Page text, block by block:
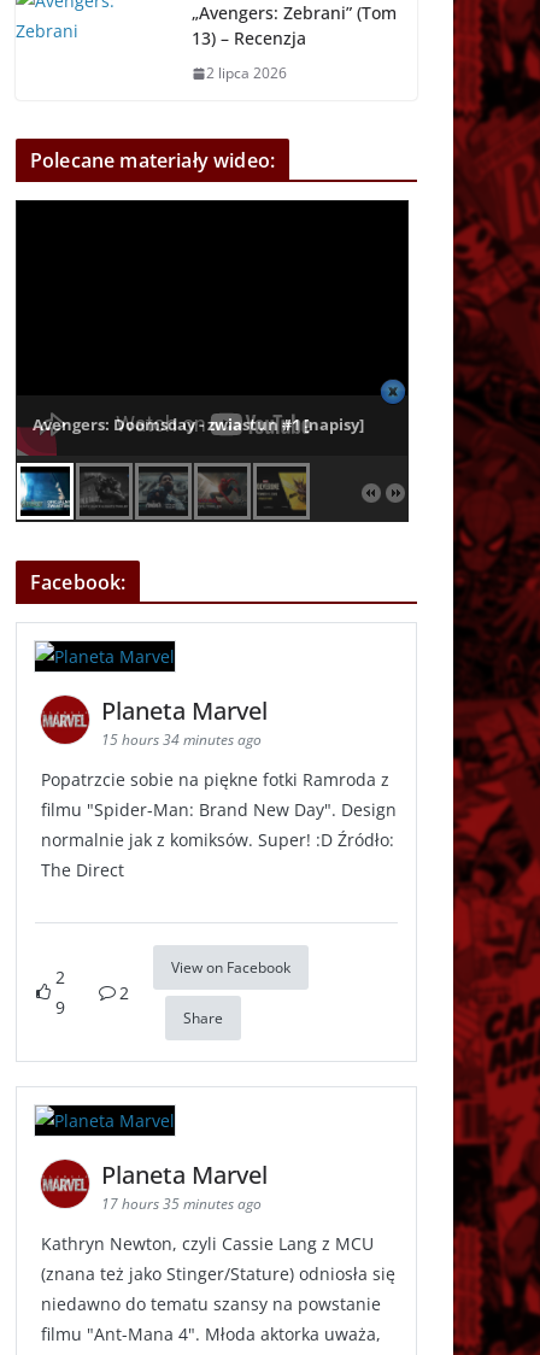
„Avengers: Zebrani” (Tom
13) – Recenzja
2 lipca 2026
Polecane materiały wideo:
Avengers: Doomsday - zwiastun #1 [napisy]
Facebook:
Planeta Marvel
15 hours 34 minutes ago
Popatrzcie sobie na piękne fotki Ramroda z
filmu "Spider-Man: Brand New Day". Design
normalnie jak z komiksów. Super! :D Źródło:
The Direct
2
9
2
View on Facebook
Share
Planeta Marvel
17 hours 35 minutes ago
Kathryn Newton, czyli Cassie Lang z MCU
(znana też jako Stinger/Stature) odniosła się
niedawno do tematu szansy na powstanie
filmu "Ant-Mana 4". Młoda aktorka uważa,